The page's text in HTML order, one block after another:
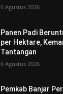
6 Agustus 2026
Panen Padi
per Hektare,
Tantangan
6 Agustus 2026
Pemkab Banjar